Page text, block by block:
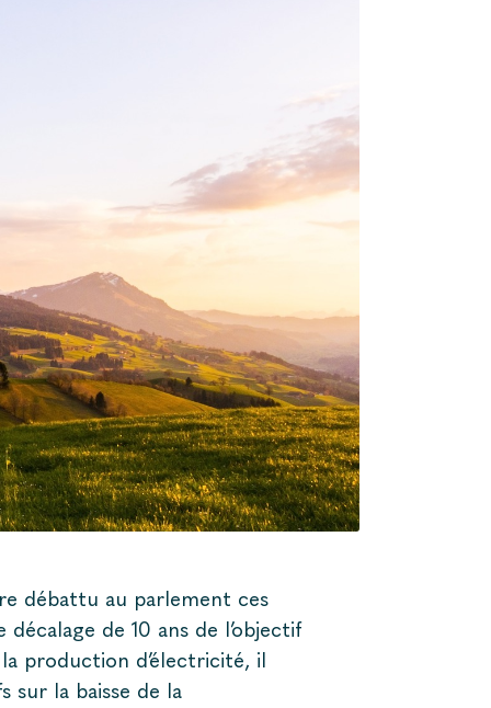
débattu au parlement ces
de 10 ans de l’objectif
production d’électricité, il
sur la baisse de la